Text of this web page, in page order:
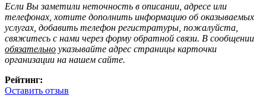
Если Вы заметили неточность в описании, адресе или
телефонах, хотите дополнить информацию об оказываемых
услугах, добавить телефон регистратуры, пожалуйста,
свяжитесь с нами через форму обратной связи. В сообщении
обязательно указывайте адрес страницы карточки
организации на нашем сайте.
Рейтинг:
Оставить отзыв